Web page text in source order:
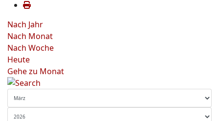
Nach Jahr
Nach Monat
Nach Woche
Heute
Gehe zu Monat